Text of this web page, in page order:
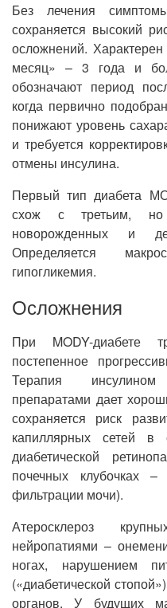
Без лечения
сохраняется высокий
осложнений.
месяц» – 3 года и
обозначают период
когда первично
понижают уровень
и требуется
отмены инсулина.
Первый тип диабета
схож с третьим,
новорожденных и
Определяется
гипогликемия.
Осложнения
При MODY-диабете
постепенное
Терапия
препаратами дает
сохраняется риск
капиллярных сетей в
диабетической
почечных клубочках
фильтрации мочи).
Атеросклероз
нейропатиями –
ногах, нарушением
(«диабетической
органов. У будущих